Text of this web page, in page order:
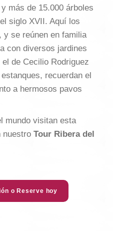
más de 15.000 árboles
siglo XVII. Aquí los
y se reúnen en familia
con diversos jardines
de Cecilio Rodriguez
recuerdan el
a hermosos pavos
mundo visitan esta
nuestro Tour Ribera del
o Reserve hoy